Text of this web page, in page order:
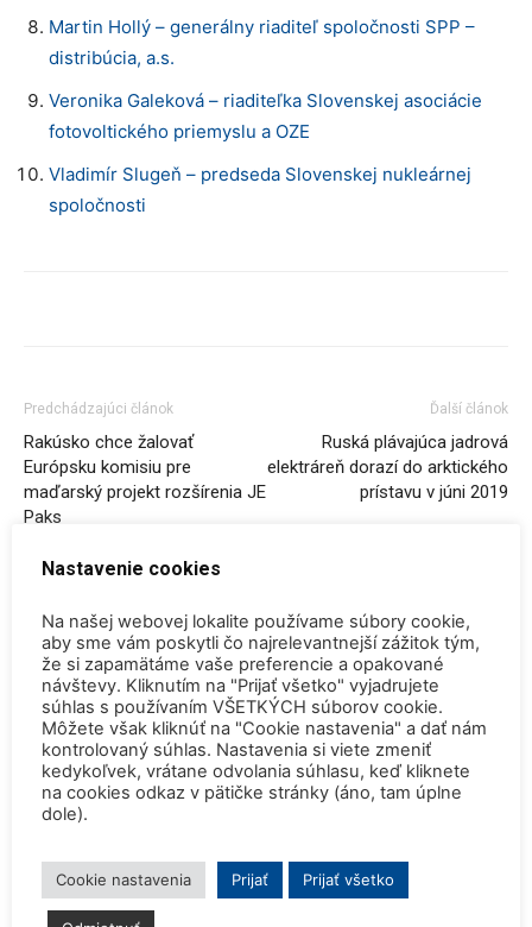
Martin Hollý – generálny riaditeľ spoločnosti SPP –
distribúcia, a.s.
Veronika Galeková – riaditeľka Slovenskej asociácie
fotovoltického priemyslu a OZE
Vladimír Slugeň – predseda Slovenskej nukleárnej
spoločnosti
Predchádzajúci článok
Rakúsko chce žalovať
Európsku komisiu pre
maďarský projekt rozšírenia JE
Paks
Ďalší článok
Ruská plávajúca jadrová
elektráreň dorazí do arktického
prístavu v júni 2019
Z pohľadu inžiniera
K prejavu predsedkyne EK na jadrovom
samite v Paríži
Jadro je naša budúcnosť – Vladimír
Nastavenie cookies
Na našej webovej lokalite používame súbory cookie,
aby sme vám poskytli čo najrelevantnejší zážitok tým,
že si zapamätáme vaše preferencie a opakované
návštevy. Kliknutím na "Prijať všetko" vyjadrujete
súhlas s používaním VŠETKÝCH súborov cookie.
Môžete však kliknúť na "Cookie nastavenia" a dať nám
kontrolovaný súhlas. Nastavenia si viete zmeniť
kedykoľvek, vrátane odvolania súhlasu, keď kliknete
na cookies odkaz v pätičke stránky (áno, tam úplne
dole).
Cookie nastavenia Prijať Prijať všetko